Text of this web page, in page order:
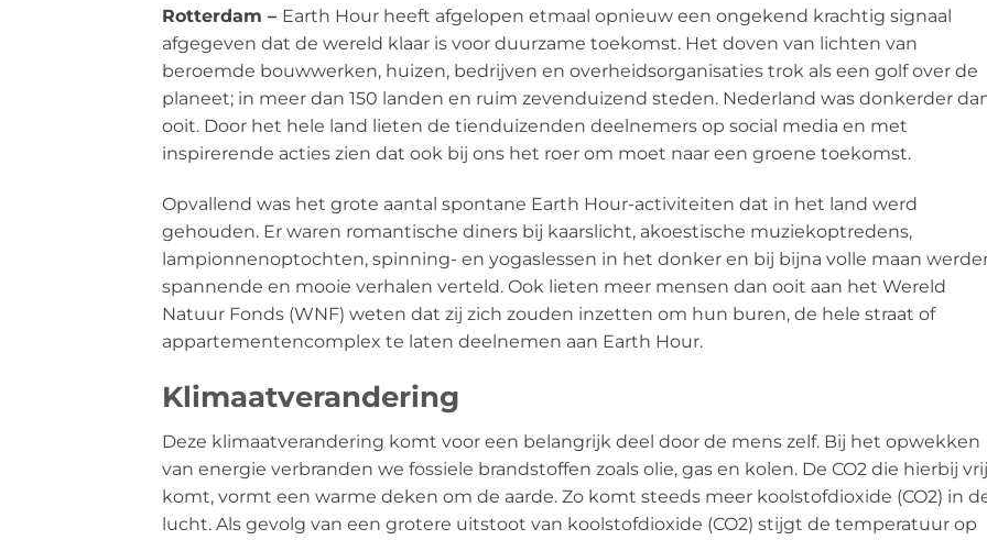
Rotterdam – Earth Hour heeft afgelopen etmaal opnieuw een ongekend krachtig signaal
afgegeven dat de wereld klaar is voor duurzame toekomst. Het doven van lichten van
beroemde bouwwerken, huizen, bedrijven en overheidsorganisaties trok als een golf over de
planeet; in meer dan 150 landen en ruim zevenduizend steden. Nederland was donkerder
ooit. Door het hele land lieten de tienduizenden deelnemers op social media en met
inspirerende acties zien dat ook bij ons het roer om moet naar een groene toekomst.
Opvallend was het grote aantal spontane Earth Hour-activiteiten dat in het land werd
gehouden. Er waren romantische diners bij kaarslicht, akoestische muziekoptredens,
lampionnenoptochten, spinning- en yogaslessen in het donker en bij bijna volle maan
spannende en mooie verhalen verteld. Ook lieten meer mensen dan ooit aan het Wereld
Natuur Fonds (WNF) weten dat zij zich zouden inzetten om hun buren, de hele straat of
appartementencomplex te laten deelnemen aan Earth Hour.
Klimaatverandering
Deze klimaatverandering komt voor een belangrijk deel door de mens zelf. Bij het opwekken
van energie verbranden we fossiele brandstoffen zoals olie, gas en kolen. De CO2 die hierbij vrij
komt, vormt een warme deken om de aarde. Zo komt steeds meer koolstofdioxide (CO2) in
lucht. Als gevolg van een grotere uitstoot van koolstofdioxide (CO2) stijgt de temperatuur op